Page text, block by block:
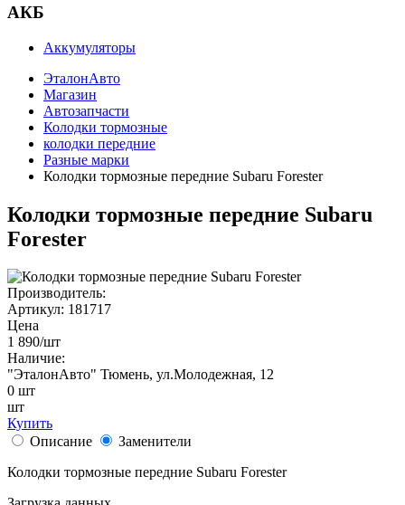
АКБ
Аккумуляторы
ЭталонАвто
Магазин
Автозапчасти
Колодки тормозные
колодки передние
Разные марки
Колодки тормозные передние Subaru Forester
Колодки тормозные передние Subaru
Forester
Производитель:
Артикул: 181717
Цена
1 890/шт
Наличие:
"ЭталонАвто" Тюмень, ул.Молодежная, 12
0 шт
шт
Купить
Описание
Заменители
Колодки тормозные передние Subaru Forester